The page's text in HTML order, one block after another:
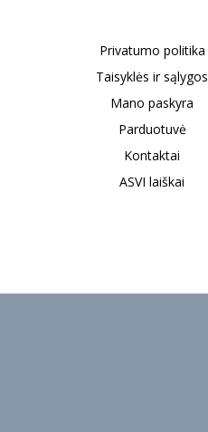
Privatumo politika
Taisyklės ir sąlygos
Mano paskyra
Parduotuvė
Kontaktai
ASVI laiškai